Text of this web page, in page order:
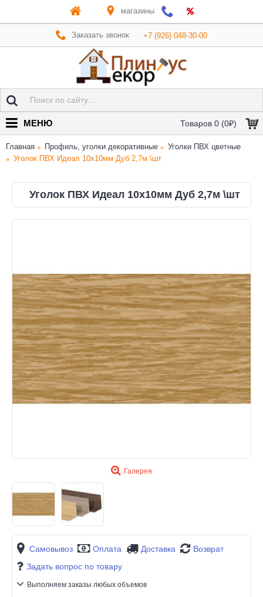
магазины
Заказать звонок +7 (926) 048-30-00
Товаров 0 (0₽)
МЕНЮ
Главная Профиль, уголки декоративные
Уголки ПВХ цветные
Уголок ПВХ Идеал 10х10мм Дуб 2,7м \шт
Уголок ПВХ Идеал 10х10мм Дуб 2,7м \шт
Галерея
Самовывоз Оплата Доставка
Возврат
Задать вопрос по товару
Выполняем заказы любых объемов